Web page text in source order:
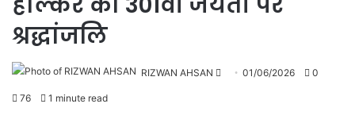
श्रद्धांजलि
RIZWAN AHSAN
Send01/06/2026 0
76 1 minute read